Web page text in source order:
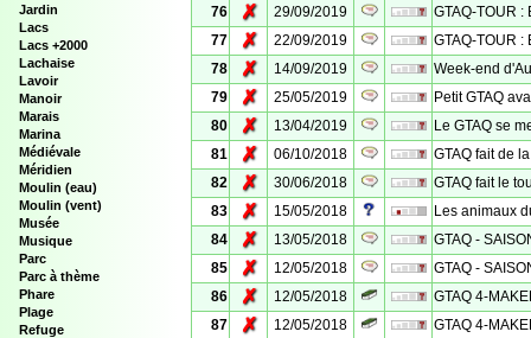
Jardin
Lacs
Lacs +2000
Lachaise
Lavoir
Manoir
Marais
Marina
Médiévale
Méridien
Moulin (eau)
Moulin (vent)
Musée
Musique
Parc
Parc à thème
Phare
Plage
Refuge
76
✗ 29/09/2019
GTAQ-TOUR
77
✗ 22/09/2019
GTAQ-TOUR
78
✗ 14/09/2019
Week-end
79
✗ 25/05/2019
Petit GTAQ
80
✗ 13/04/2019
Le GTAQ se
81
✗ 06/10/2018
GTAQ fait de
82
✗ 30/06/2018
GTAQ fait le
83
✗ 15/05/2018
Les animaux
84
✗ 13/05/2018
GTAQ -
85
✗ 12/05/2018
GTAQ -
86
✗ 12/05/2018
GTAQ 4-
87
✗ 12/05/2018
GTAQ 4-